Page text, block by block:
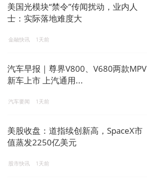
美国光模块“禁令”传闻扰动，业内人
士：实际落地难度大
金融快讯 1天前
汽车早报｜尊界V800、V680两款MPV
新车上市 上汽通用...
汽车要闻 1天前
美股收盘：道指续创新高，SpaceX市
值蒸发2250亿美元
股市快讯 1天前